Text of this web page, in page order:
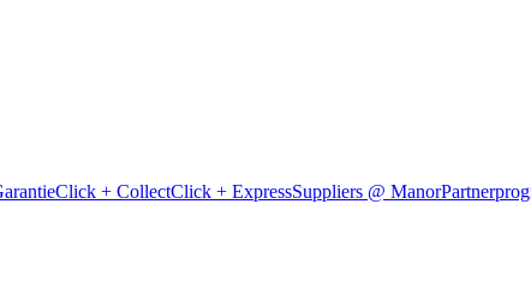
Click + CollectClick + ExpressSuppliers @ Manor